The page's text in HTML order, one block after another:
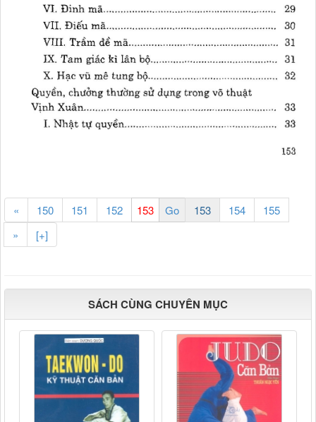
« 150 151 152 153 154
155
»
[+]
SÁCH CÙNG CHUYÊN MỤC